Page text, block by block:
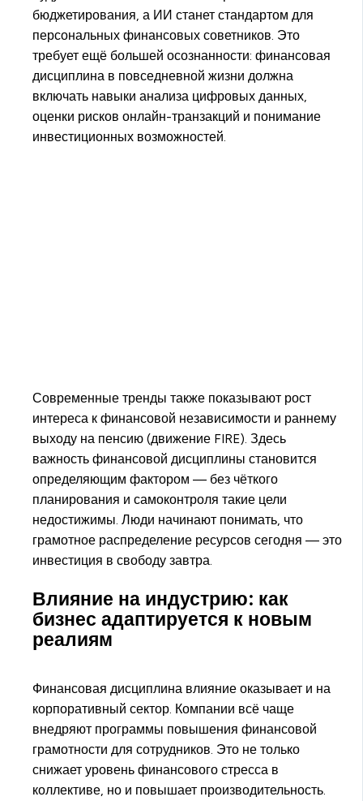
бюджетирования, а ИИ станет стандартом для
персональных финансовых советников. Это
требует ещё большей осознанности: финансовая
дисциплина в повседневной жизни должна
включать навыки анализа цифровых данных,
оценки рисков онлайн-транзакций и понимание
инвестиционных возможностей.
Современные тренды также показывают рост
интереса к финансовой независимости и раннему
выходу на пенсию (движение FIRE). Здесь
важность финансовой дисциплины становится
определяющим фактором — без чёткого
планирования и самоконтроля такие цели
недостижимы. Люди начинают понимать, что
грамотное распределение ресурсов сегодня — это
инвестиция в свободу завтра.
Влияние на индустрию: как
бизнес адаптируется к новым
реалиям
Финансовая дисциплина влияние оказывает и на
корпоративный сектор. Компании всё чаще
внедряют программы повышения финансовой
грамотности для сотрудников. Это не только
снижает уровень финансового стресса в
коллективе, но и повышает производительность.